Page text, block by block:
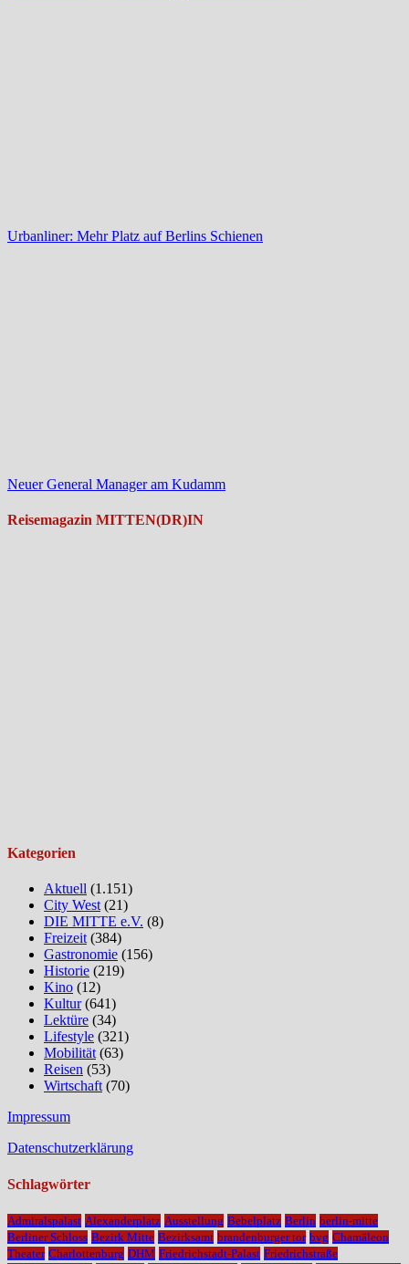
Urbanliner: Mehr Platz auf Berlins Schienen
Neuer General Manager am Kudamm
Reisemagazin MITTEN(DR)IN
Kategorien
Aktuell (1.151)
City West (21)
DIE MITTE e.V. (8)
Freizeit (384)
Gastronomie (156)
Historie (219)
Kino (12)
Kultur(641)
Lektüre (34)
Lifestyle (321)
Mobilität (63)
Reisen (53)
Wirtschaft (70)
Impressum
Datenschutzerklärung
Schlagwörter
Admiralspalast Alexanderplatz Ausstellung Bebelplatz Berlin berlin-mitte
Berliner Schloss Bezirk Mitte Bezirksamt brandenburger tor bvg Chamäleon
Theater Charlottenburg DHM Friedrichstadt-Palast Friedrichstraße